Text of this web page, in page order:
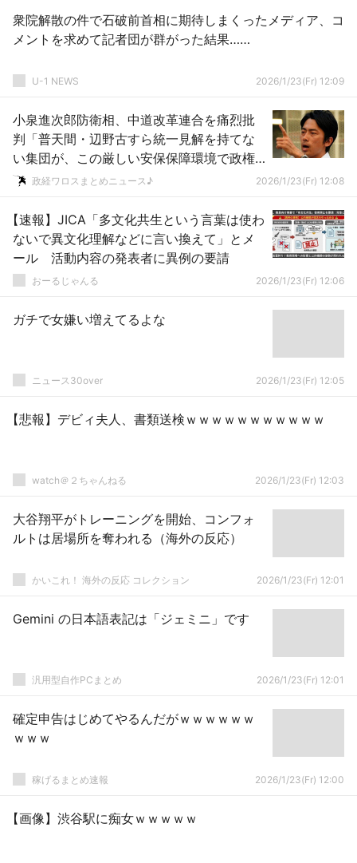
衆院解散の件で石破前首相に期待しまくったメディア、コ
メントを求めて記者団が群がった結果……
U-1 NEWS 2026/1/23(Fr) 12:09
小泉進次郎防衛相、中道改革連合を痛烈批
判「普天間・辺野古すら統一見解を持てな
い集団が、この厳しい安保保障環境で政権
運営できると思いますか？」ｗｗｗｗｗｗ
政経ワロスまとめニュース♪ 2026/1/23(Fr) 12:08
【速報】JICA「多文化共生という言葉は使わ
ないで異文化理解などに言い換えて」とメ
ール 活動内容の発表者に異例の要請
おーるじゃんる 2026/1/23(Fr) 12:06
ガチで女嫌い増えてるよな
ニュース30over 2026/1/23(Fr) 12:05
【悲報】デビィ夫人、書類送検ｗｗｗｗｗｗｗｗｗｗｗ
watch＠２ちゃんねる 2026/1/23(Fr) 12:03
大谷翔平がトレーニングを開始、コンフォ
ルトは居場所を奪われる（海外の反応）
かいこれ！ 海外の反応 コレクション 2026/1/23(Fr) 12:01
Gemini の日本語表記は「ジェミニ」です
汎用型自作PCまとめ 2026/1/23(Fr) 12:01
確定申告はじめてやるんだがｗｗｗｗｗｗ
ｗｗｗ
稼げるまとめ速報 2026/1/23(Fr) 12:00
【画像】渋谷駅に痴女ｗｗｗｗｗ